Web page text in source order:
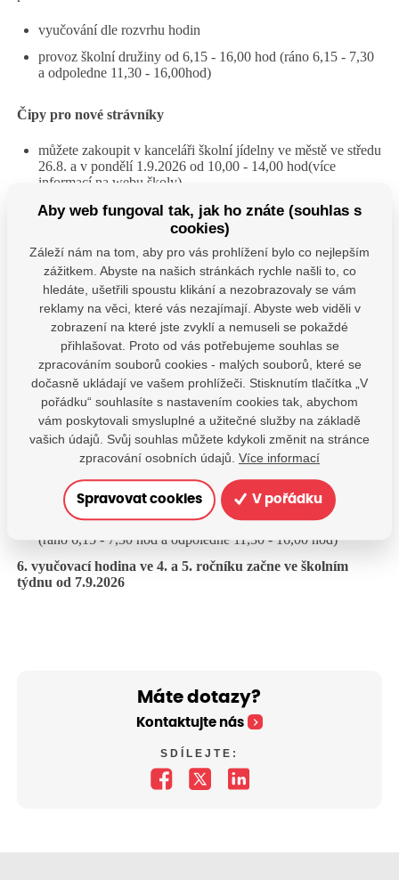
vyučování dle rozvrhu hodin
provoz školní družiny od 6,15 - 16,00 hod (ráno 6,15 - 7,30
a odpoledne 11,30 - 16,00hod)
Čipy pro nové strávníky
můžete zakoupit v kanceláři školní jídelny ve městě ve středu
26.8. a v pondělí 1.9.2026 od 10,00 - 14,00 hod(více
informací na webu školy)
Organizace prvního školního týdne pro žáky 2. - 5.
úterý 1.9.2026
budova se otevírá v 7,30 hod
7,55 - 8,40 hod zahájení výuky ve třídách - informace k
organizaci
školní družina v provozu od pondělí 1.9.2025 od6,15 do
16,00 hod (ráno 6,15 - 7,30 hod a odpoledne 11,30 - 16,00
hod)
středa 2.9. až pátek 4.9.2026
vyučování končí dle rozvrhu nejpozději ve 12,30 hod
přihlášení žáci mohou využít školní družinu 6,15 - 16,00 hod
(ráno 6,15 - 7,30 hod a odpoledne 11,30 - 16,00 hod)
6. vyučovací hodina ve 4. a 5. ročníku začne ve školním
týdnu od 7.9.2026
Máte dotazy?
Kontaktujte nás
SDÍLEJTE:
Aby web fungoval tak, jak ho znáte (souhlas s
cookies)
Záleží nám na tom, aby pro vás prohlížení bylo co nejlepším
zážitkem. Abyste na našich stránkách rychle našli to, co
hledáte, ušetřili spoustu klikání a nezobrazovaly se vám
reklamy na věci, které vás nezajímají. Abyste web viděli v
zobrazení na které jste zvyklí a nemuseli se pokaždé
přihlašovat. Proto od vás potřebujeme souhlas se
zpracováním souborů cookies - malých souborů, které se
dočasně ukládají ve vašem prohlížeči. Stisknutím tlačítka „V
pořádku“ souhlasíte s nastavením cookies tak, abychom
vám poskytovali smysluplné a užitečné služby na základě
vašich údajů. Svůj souhlas můžete kdykoli změnit na stránce
zpracování osobních údajů. Více informací
Spravovat cookies V pořádku